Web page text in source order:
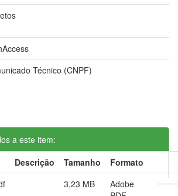
Técnico (CNPF)
a este item:
Descrição Tamanho
Formato
3,23 MB
Adobe